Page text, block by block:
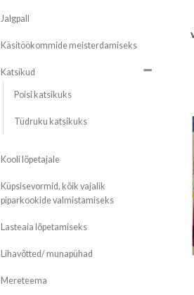
Jalgpall
Käsitöökommide meisterdamiseks
Katsikud
Poisi katsikuks
Tüdruku katsikuks
Kooli lõpetajale
Küpsisevormid, kõik vajalik
piparkookide valmistamiseks
Lasteaia lõpetamiseks
Lihavõtted/ munapühad
Mereteema